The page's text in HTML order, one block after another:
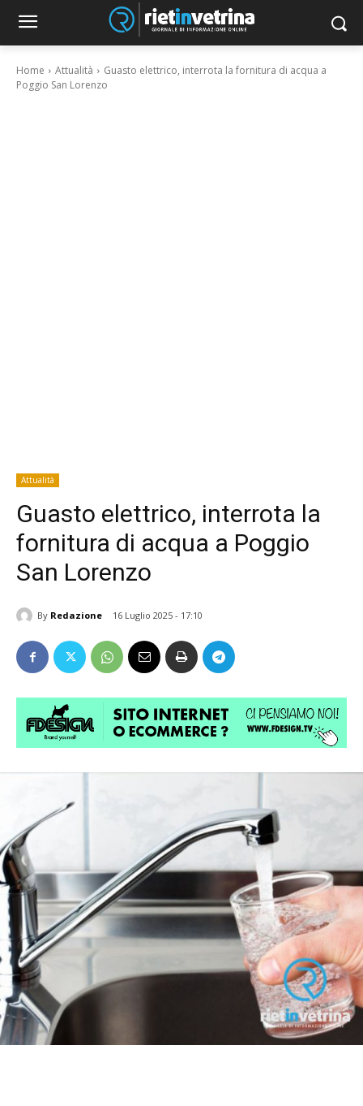
Home Attualità
Guasto elettrico, interrota la fornitura di acqua a
Poggio San Lorenzo
Attualità
Guasto elettrico, interrota la
fornitura di acqua a Poggio
San Lorenzo
By Redazione 16 Luglio 2025 - 17:10